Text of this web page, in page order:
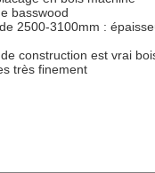
basswood
2500-3100mm :
construction est vrai
très finement